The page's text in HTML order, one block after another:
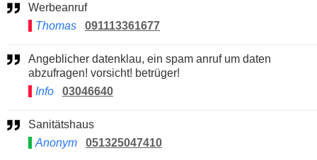
Werbeanruf
Thomas
091113361677
Angeblicher datenklau, ein spam anruf um daten
abzufragen! vorsicht! betrüger!
Info
03046640
Sanitätshaus
Anonym
051325047410